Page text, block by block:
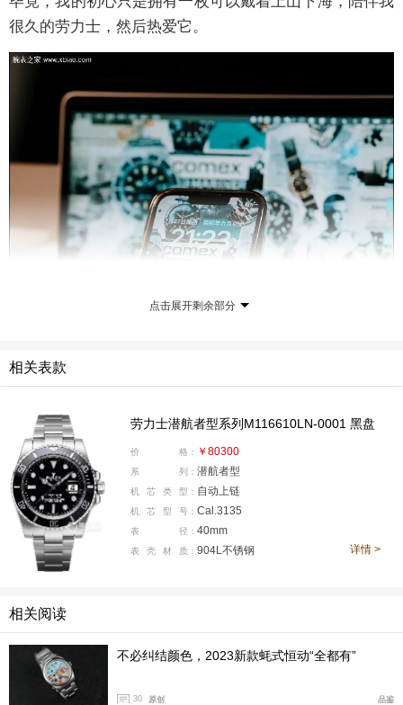
很久的劳力士，然后热爱它。
拍摄的照片，包括收集的潜航者壁纸等等，感受到我对它
观细节以及对机芯的研究，甚至相关产品的设计。
点击展开剩余部分
相关表款
劳力士潜航者型系列M116610LN-0001 黑盘
价 格： ￥80300
系 列： 潜航者型
机 芯 类 型： 自动上链
机 芯 型 号： Cal.3135
表 径： 40mm
表 壳 材 质： 904L不锈钢 详情 >
相关阅读
不必纠结颜色，2023新款蚝式恒动“全都有”
30 原创 品鉴